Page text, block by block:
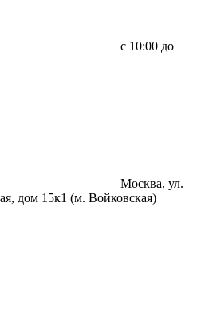
с 10:00 до
Москва, ул.
дом 15к1 (м. Войковская)